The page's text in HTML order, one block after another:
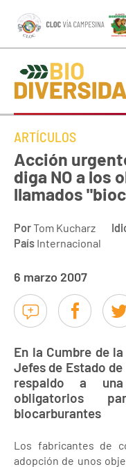
ARTÍCULOS
Acción
diga NO a los
llamados
PorTom Kucharz
País Internacional
6 marzo 2007
En la Cumbre de
Jefes de Estado
respaldo a
obligatorios
biocarburantes
Los fabricantes de
adopción de unos